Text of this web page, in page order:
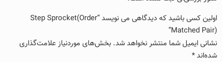
اولین کسی باشید که دیدگاهی می نویسد “Step Sprocket(Order
Matched Pair)”
نشانی ایمیل شما منتشر نخواهد شد. بخش‌های موردنیاز علامت‌گذاری
شده‌اند*